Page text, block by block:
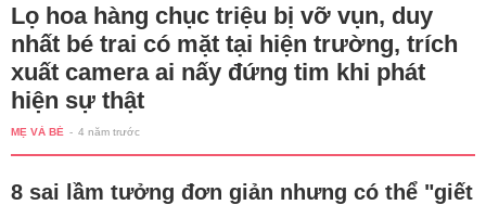
Lọ hoa hàng chục triệu bị vỡ vụn, duy
nhất bé trai có mặt tại hiện trường, trích
xuất camera ai nấy đứng tim khi phát
hiện sự thật
MẸ VÀ BÉ - 4 năm trước
8 sai lầm tưởng đơn giản nhưng có thể "giết